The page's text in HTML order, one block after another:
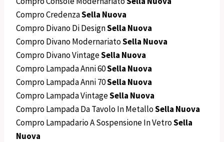
Compro CredenzaSella Nuova
Compro Divano Di DesignSella Nuova
Compro Divano ModernariatoSella Nuova
Compro Divano VintageSella Nuova
Compro Lampada Anni 60Sella Nuova
Compro Lampada Anni 70Sella Nuova
Compro Lampada VintageSella Nuova
Compro Lampada Da Tavolo In MetalloSella Nuova
Compro Lampadario A Sospensione In VetroSella
Nuova